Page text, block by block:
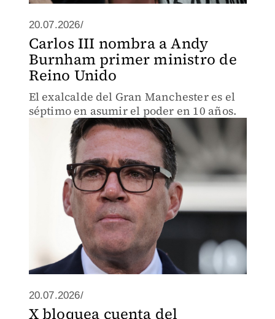
20.07.2026/
Carlos III nombra a Andy
Burnham primer ministro de
Reino Unido
El exalcalde del Gran Manchester es el
séptimo en asumir el poder en 10 años.
20.07.2026/
X bloquea cuenta del